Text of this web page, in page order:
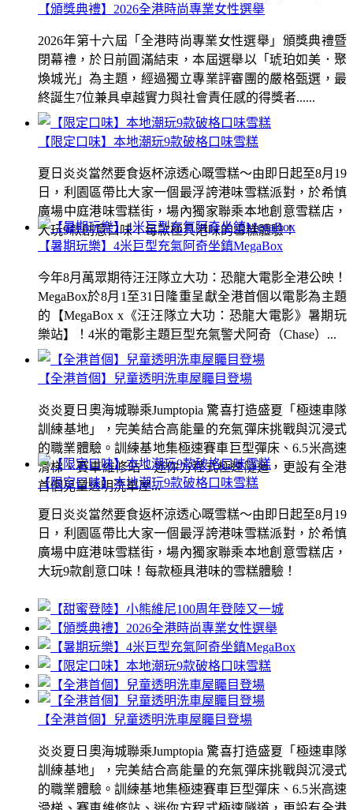
【限定口味】本地潮玩9款破格口味雪糕
夏日炎炎當然要食返杯涼透心嘅雪糕～由即日起至8月19
日，利園區帶比大家一個最浮誇港味雪糕派對，於希慎
廣場中庭港味雪糕街，場內獨家聯乘本地創意雪糕店，
大玩9款創意口味！每款極具港味的雪糕體驗！
【全港首個】兒童透明洗車屋矚目登場
炎炎夏日奧海城聯乘Jumptopia 驚喜打造盛夏「極速車隊
訓練基地」，完美結合高能量的充氣彈床挑戰與沉浸式
的職業體驗。訓練基地集極速賽車巨型彈床、6.5米高速
滑梯、賽車維修站、迷你方程式極速隧道，更設有全港
首個兒童透明洗車屋...
【頒獎典禮】2026全港時尚專業女性選舉
2026年第十六屆「全港時尚專業女性選舉」頒獎典禮暨
閉幕禮，於日前圓滿結束，本屆選舉以「琥珀如美．聚
煥城光」為主題，經過獨立專業評審團的嚴格甄選，最
終誕生7位兼具卓越實力與社會責任感的得獎者......
【暑期玩樂】4米巨型充氣阿奇坐鎮MegaBox
今年8月萬眾期待汪汪隊立大功：恐龍大電影全港公映！
MegaBox於8月1至31日隆重呈獻全港首個以電影為主題
的【MegaBox x《汪汪隊立大功：恐龍大電影》暑期玩
樂站】！4米的電影主題巨型充氣警犬阿奇（Chase）...
【限定口味】本地潮玩9款破格口味雪糕
夏日炎炎當然要食返杯涼透心嘅雪糕～由即日起至8月19
日，利園區帶比大家一個最浮誇港味雪糕派對，於希慎
廣場中庭港味雪糕街，場內獨家聯乘本地創意雪糕店，
大玩9款創意口味！每款極具港味的雪糕體驗！
【全港首個】兒童透明洗車屋矚目登場
炎炎夏日奧海城聯乘Jumptopia 驚喜打造盛夏「極速車隊
訓練基地」，完美結合高能量的充氣彈床挑戰與沉浸式
的職業體驗。訓練基地集極速賽車巨型彈床、6.5米高速